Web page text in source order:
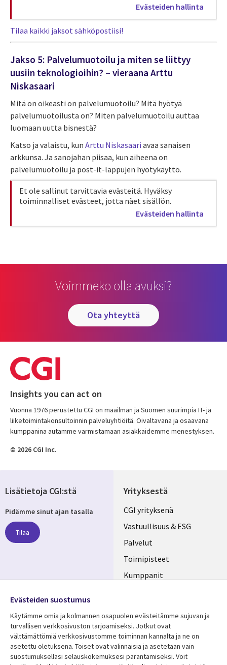
Evästeiden hallinta
Tilaa kaikki jaksot sähköpostiisi!
Jakso 5: Palvelumuotoilu ja miten se liittyy
uusiin teknologioihin? – vieraana Arttu
Niskasaari
Mitä on oikeasti on palvelumuotoilu? Mitä hyötyä
palvelumuotoilusta on? Miten palvelumuotoilu auttaa
luomaan uutta bisnestä?
Katso ja valaistu, kun Arttu Niskasaari avaa sanaisen
arkkunsa. Ja sanojahan piisaa, kun aiheena on
palvelumuotoilu ja post-it-lappujen hyötykäyttö.
Et ole sallinut tarvittavia evästeitä. Hyväksy
toiminnalliset evästeet, jotta näet sisällön.
Evästeiden hallinta
Voimmeko olla avuksi?
ota yhteyttä
Insights you can act on
Vuonna 1976 perustettu CGI on maailman ja Suomen suurimpia IT- ja
liiketoimintakonsultoinnin palveluyhtiöitä. Oivaltavana ja osaavana
kumppanina autamme varmistamaan asiakkaidemme menestyksen.
© 2026 CGI Inc.
Yrityksestä
Useful
links
FINLAND
CGI yrityksenä
Vastuullisuus & ESG
Palvelut
Toimipisteet
Kumppanit
Resurssikeskus Lisätietoa
Lisätietoja CGI:stä
Pidämme sinut ajan tasalla
Tilaa
Media
FINLAND
Evästeiden suostumus
Käytämme omia ja kolmannen osapuolen evästeitämme sujuvan ja
turvallisen verkkosivuston tarjoamiseksi. Jotkut ovat
välttämättömiä verkkosivustomme toiminnan kannalta ja ne on
asetettu oletuksena. Toiset ovat valinnaisia ​​ja asetetaan vain
suostumuksellasi selauskokemuksesi parantamiseksi. Voit